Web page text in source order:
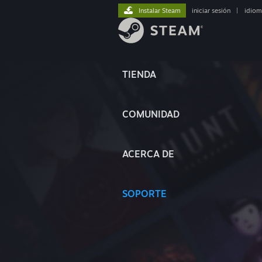
TIENDA
COMUNIDAD
ACERCA DE
SOPORTE
Instalar Steam iniciar sesión